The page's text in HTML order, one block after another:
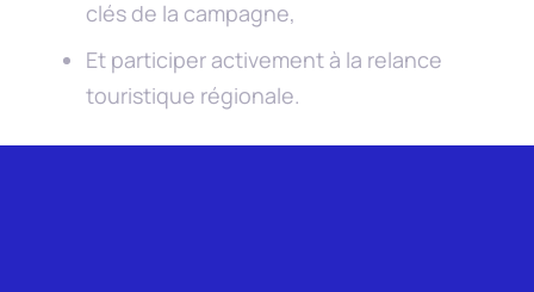
clés de la campagne,
Et participer activement à la relance
touristique régionale.